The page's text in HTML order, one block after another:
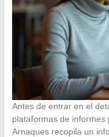
Antes de entrar en el
plataformas de informes
Arnaques recopila un